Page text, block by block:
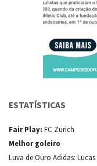
ESTATÍSTICAS
Fair Play: FC Zurich
Melhor goleiro
Luva de Ouro Adidas: